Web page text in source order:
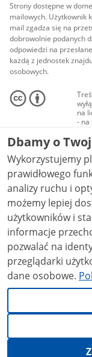
Strony dostępne w
mailowych. Użytkownik
mail zgadza się na
dobrowolnie podanych
odpowiedzi na
każdą z jednostek
osobowych.
na
- na
NC-
Dbamy o
Wykorzystujemy
prawidłowego
analizy ruchu i
możemy lepiej
użytkowników i stale
informacje
pozwalać na
przeglądarki
dane osobowe.